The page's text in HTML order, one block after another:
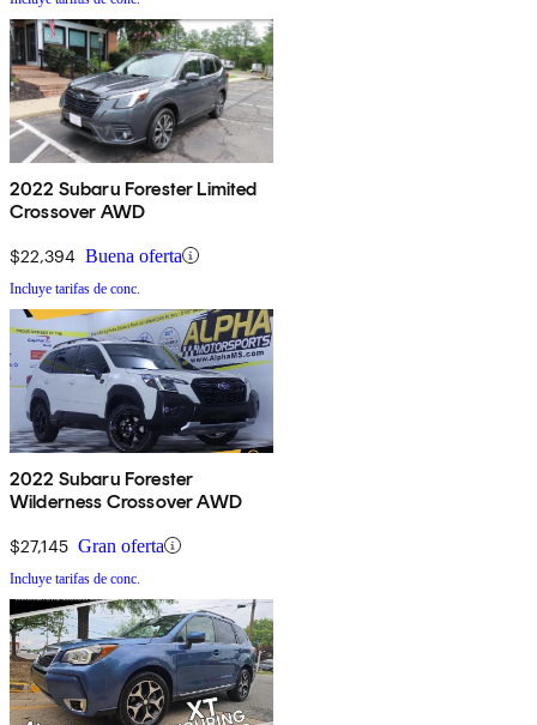
2022 Subaru Forester Limited
Crossover AWD
$22,394 Buena oferta
Incluye tarifas de conc.
2022 Subaru Forester
Wilderness Crossover AWD
$27,145 Gran oferta
Incluye tarifas de conc.